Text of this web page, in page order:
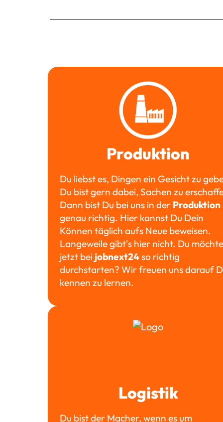
Produktion
Du liebst es, Dingen ein Gesicht zu
Du bist gern dabei, Sachen zu
Dann bist Du bei uns in der Produktion
genau richtig. Hier kannst Du Dein
Können täglich aufs Neue beweisen.
Langeweile gibt's hier nicht. Du
jetzt bei jobnext24so richtig
durchstarten? Wir freuen uns darauf
kennen zu lernen.
Logistik
Du bist der Macher, wenn es um